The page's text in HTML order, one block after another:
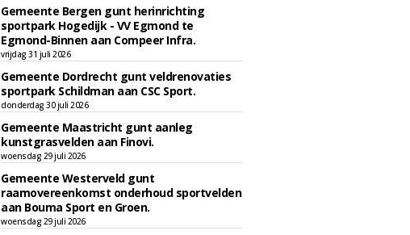
Gemeente Bergen gunt herinrichting
sportpark Hogedijk - VV Egmond te
Egmond-Binnen aan Compeer Infra.
vrijdag 31 juli 2026
Gemeente Dordrecht gunt veldrenovaties
sportpark Schildman aan CSC Sport.
donderdag 30 juli 2026
Gemeente Maastricht gunt aanleg
kunstgrasvelden aan Finovi.
woensdag 29 juli 2026
Gemeente Westerveld gunt
raamovereenkomst onderhoud sportvelden
aan Bouma Sport en Groen.
woensdag 29 juli 2026